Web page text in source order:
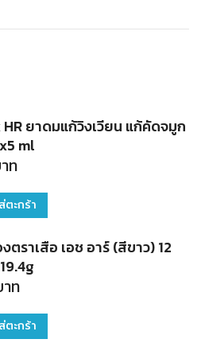
HR ยาดมแก้วิงเวียน แก้คัดจมูก
ml
ท
ตะกร้า
ตราเสือ เอช อาร์ (สีขาว) 12
ท
ตะกร้า